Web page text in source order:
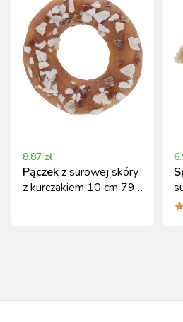
8.87 zł
Pączekz surowej skóry
z kurczakiem 10 cm 79